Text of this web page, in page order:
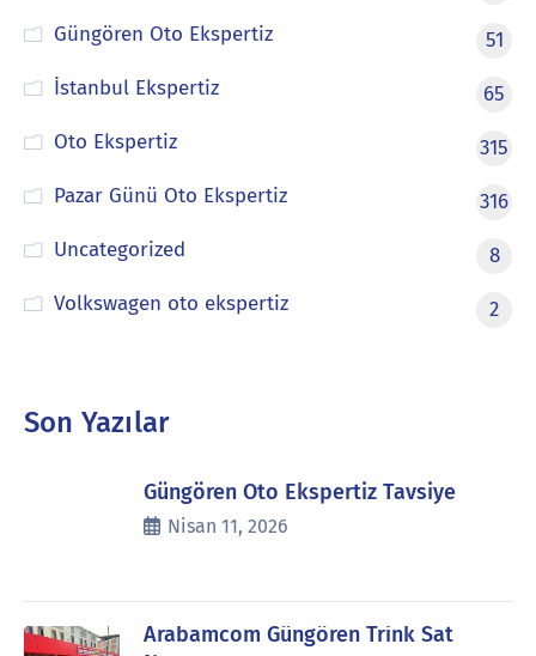
Güngören Oto Ekspertiz
51
İstanbul Ekspertiz
65
Oto Ekspertiz
315
Pazar Günü Oto Ekspertiz
316
Uncategorized
8
Volkswagen oto ekspertiz
2
Son Yazılar
Güngören Oto Ekspertiz Tavsiye
Nisan 11, 2026
Arabamcom Güngören Trink Sat